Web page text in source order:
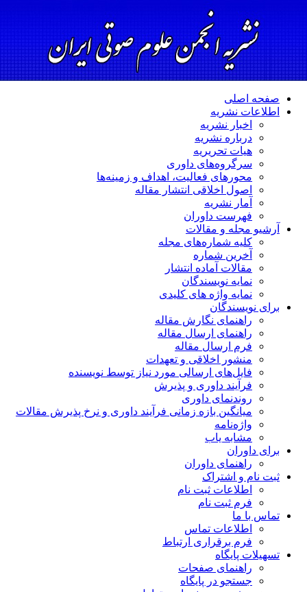
صفحه اصلی
اطلاعات نشریه
اخبار نشریه
درباره نشریه
هیات تحریریه
سرگروه‌های داوری
محورهای فعالیت، اهداف و زمینه‌ها
اصول اخلاقی انتشار مقاله
آمار نشریه
فهرست داوران
آرشیو مجله و مقالات
کلیه شماره‌های مجله
آخرین شماره
مقالات آماده انتشار
نمایه نویسندگان
نمایه واژه های کلیدی
برای نویسندگان
راهنمای نگارش مقاله
راهنمای ارسال مقاله
فرم ارسال مقاله
منشور اخلاقی و تعهدات
فایل‌های ارسالی مورد نیاز توسط نویسنده
فرآیند داوری و پذیرش
روندنمای داوری
میانگین بازه زمانی فرآیند داوری و نرخ پذیرش مقالات
واژه‌نامه
مشابه یاب
برای داوران
راهنمای داوران
ثبت نام و اشتراک
اطلاعات ثبت نام
فرم ثبت نام
تماس با ما
اطلاعات تماس
فرم برقراری ارتباط
تسهیلات پایگاه
راهنمای صفحات
جستجو در پایگاه